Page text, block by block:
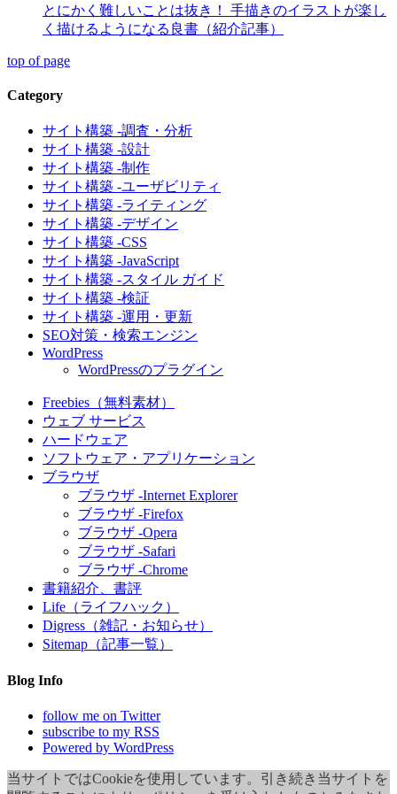
とにかく難しいことは抜き！ 手描きのイラストが楽し
く描けるようになる良書（紹介記事）
top of page
Category
サイト構築 -調査・分析
サイト構築 -設計
サイト構築 -制作
サイト構築 -ユーザビリティ
サイト構築 -ライティング
サイト構築 -デザイン
サイト構築 -CSS
サイト構築 -JavaScript
サイト構築 -スタイル ガイド
サイト構築 -検証
サイト構築 -運用・更新
SEO対策・検索エンジン
WordPress
WordPressのプラグイン
Freebies（無料素材）
ウェブ サービス
ハードウェア
ソフトウェア・アプリケーション
ブラウザ
ブラウザ -Internet Explorer
ブラウザ -Firefox
ブラウザ -Opera
ブラウザ -Safari
ブラウザ -Chrome
書籍紹介、書評
Life（ライフハック）
Digress（雑記・お知らせ）
Sitemap（記事一覧）
Blog Info
follow me on Twitter
subscribe to my RSS
Powered by WordPress
当サイトではCookieを使用しています。引き続き当サイトを